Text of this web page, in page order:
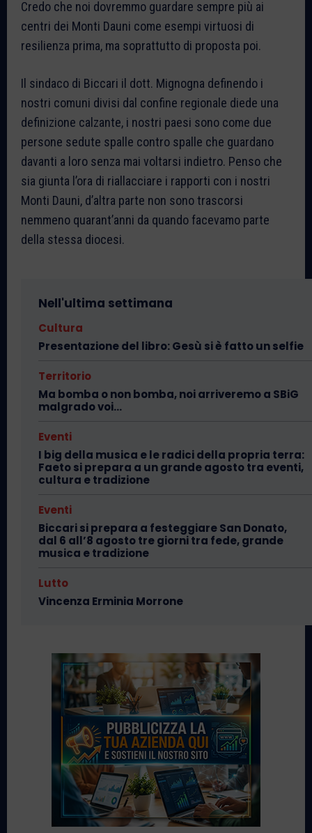
Credo che noi dovremmo guardare sempre più ai
centri dei Monti Dauni come esempi virtuosi di
resilienza prima, ma soprattutto di proposta poi.
Il sindaco di Biccari il dott. Mignogna definendo i
nostri comuni divisi dal confine regionale diede una
definizione calzante, i nostri paesi sono come due
persone sedute spalle contro spalle che guardano
davanti a loro senza mai voltarsi indietro. Penso che
sia giunta l’ora di riallacciare i rapporti con i nostri
Monti Dauni, d’altra parte non sono trascorsi
nemmeno quarant’anni da quando facevamo parte
della stessa diocesi.
Nell'ultima settimana
Cultura
Presentazione del libro: Gesù si è fatto un selfie
Territorio
Ma bomba o non bomba, noi arriveremo a SBiG
malgrado voi…
Eventi
I big della musica e le radici della propria terra:
Faeto si prepara a un grande agosto tra eventi,
cultura e tradizione
Eventi
Biccari si prepara a festeggiare San Donato,
dal 6 all’8 agosto tre giorni tra fede, grande
musica e tradizione
Lutto
Vincenza Erminia Morrone